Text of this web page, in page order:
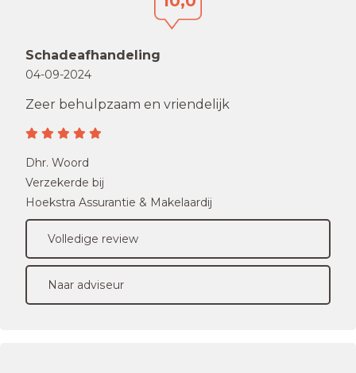
Schadeafhandeling
04-09-2024
Zeer behulpzaam en vriendelijk
Dhr. Woord
Verzekerde bij
Hoekstra Assurantie & Makelaardij
Volledige review
Naar adviseur